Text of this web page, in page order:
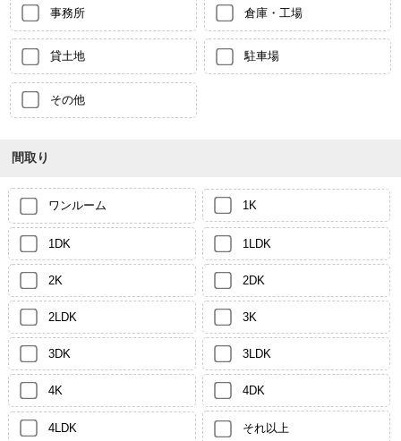
事務所 倉庫・工場
貸土地 駐車場
その他
間取り
ワンルーム 1K
1DK 1LDK
2K 2DK
2LDK 3K
3DK 3LDK
4K 4DK
4LDK それ以上